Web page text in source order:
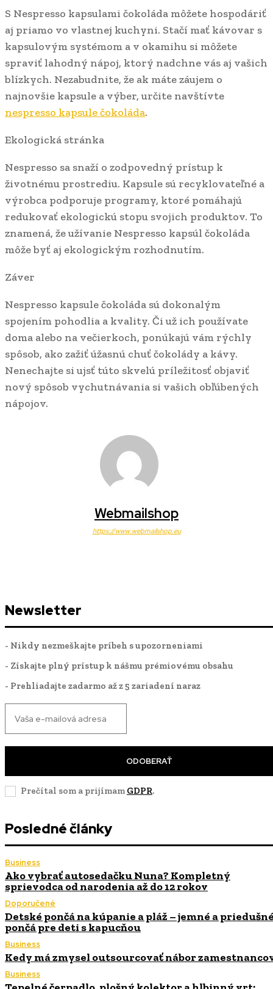
S Nespresso kapsulami čokoláda môžete hospodáriť
aj priamo vo vlastnej kuchyni. Stačí mať kávovar s
kapsulovým systémom a v okamihu si môžete
spraviť lahodný nápoj, ktorý nadchne vás aj vašich
blízkych. Nezabudnite, že ak máte záujem o
najnovšie kapsule a výber, určite navštívte
nespresso kapsule čokoláda.
Ekologická stránka
Nespresso sa snaží o zodpovedný prístup k
životnému prostrediu. Kapsule sú recyklovateľné a
výrobca podporuje programy, ktoré pomáhajú
redukovať ekologickú stopu svojich produktov. To
znamená, že užívanie Nespresso kapsúl čokoláda
môže byť aj ekologickým rozhodnutím.
Záver
Nespresso kapsule čokoláda sú dokonalým
spojením pohodlia a kvality. Či už ich používate
doma alebo na večierkoch, ponúkajú vám rýchly
spôsob, ako zažiť úžasnú chuť čokolády a kávy.
Nenechajte si ujsť túto skvelú príležitosť objaviť
nový spôsob vychutnávania si vašich obľúbených
nápojov.
Webmailshop
https://www.webmailshop.eu
Newsletter
- Nikdy nezmeškajte príbeh s upozorneniami
- Získajte plný prístup k nášmu prémiovému obsahu
- Prehliadajte zadarmo až z 5 zariadení naraz
ODOBERAŤ
Prečítal som a prijímam GDPR.
Posledné články
Business
Ako vybrať autosedačku Nuna? Kompletný
sprievodca od narodenia až do 12 rokov
Doporučené
Detské pončá na kúpanie a pláž – jemné a
pončá pre deti s kapucňou
Business
Kedy má zmysel outsourcovať nábor
Business